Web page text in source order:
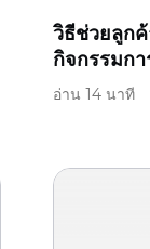
วิธีช่วยลูก
กิจกรรมก
อ่าน 14 นาที